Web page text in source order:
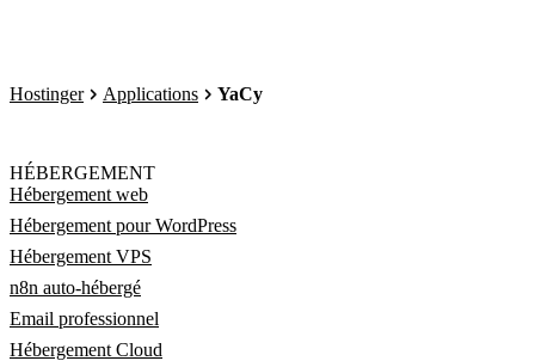
Hostinger Applications YaCy
HÉBERGEMENT
Hébergement web
Hébergement pour WordPress
Hébergement VPS
n8n auto-hébergé
Email professionnel
Hébergement Cloud